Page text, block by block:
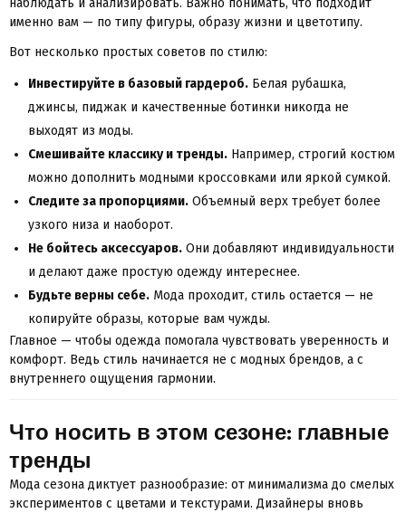
наблюдать и анализировать. Важно понимать, что подходит
именно вам — по типу фигуры, образу жизни и цветотипу.
Вот несколько простых советов по стилю:
Инвестируйте в базовый гардероб. Белая рубашка,
джинсы, пиджак и качественные ботинки никогда не
выходят из моды.
Смешивайте классику и тренды. Например, строгий костюм
можно дополнить модными кроссовками или яркой сумкой.
Следите за пропорциями. Объемный верх требует более
узкого низа и наоборот.
Не бойтесь аксессуаров. Они добавляют индивидуальности
и делают даже простую одежду интереснее.
Будьте верны себе. Мода проходит, стиль остается — не
копируйте образы, которые вам чужды.
Главное — чтобы одежда помогала чувствовать уверенность и
комфорт. Ведь стиль начинается не с модных брендов, а с
внутреннего ощущения гармонии.
Что носить в этом сезоне: главные
тренды
Мода сезона диктует разнообразие: от минимализма до смелых
экспериментов с цветами и текстурами. Дизайнеры вновь